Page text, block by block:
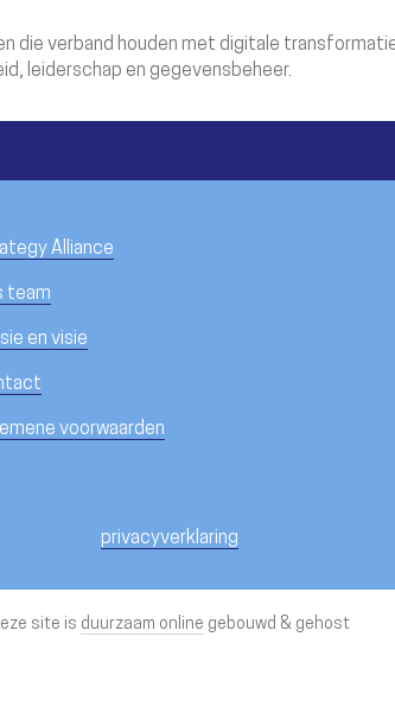
die verband houden met digitale
leiderschap en gegevensbeheer.
Alliance
team
en visie
voorwaarden
privacyverklaring
site is duurzaam online gebouwd & gehost